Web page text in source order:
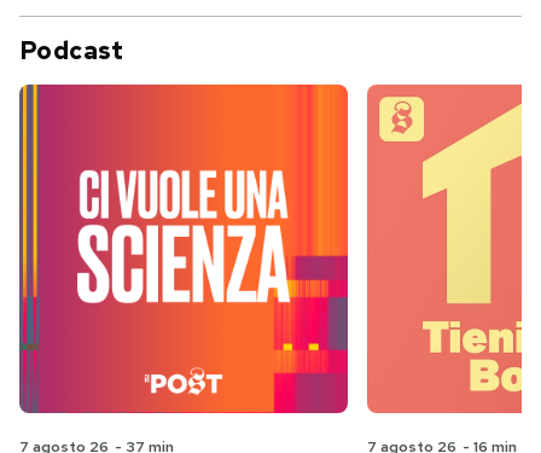
Podcast
7 agosto 26 - 37 min 7 agosto 26 - 16 min